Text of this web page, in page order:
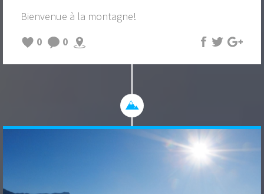
Bienvenue à la montagne!
0
0